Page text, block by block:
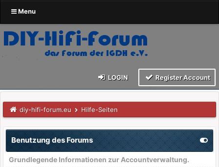
Menu
LOGIN Register Account
diy-hifi-forum.eu Hilfe-Seiten
Benutzung des Forums
Grundlegende Informationen zur Accountverwaltung.